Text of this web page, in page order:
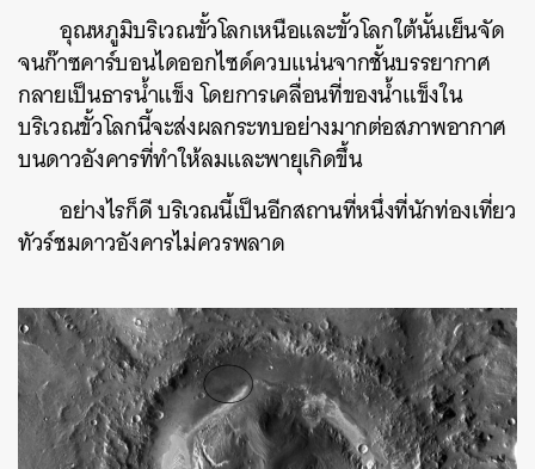
อุณหภูมิบริเวณขั้วโลกเหนือและขั้วโลกใต้นั้นเย็นจัด
จนก๊าซคาร์บอนไดออกไซด์ควบแน่นจากชั้นบรรยากาศ
กลายเป็นธารน้ำแข็ง โดยการเคลื่อนที่ของน้ำแข็งใน
บริเวณขั้วโลกนี้จะส่งผลกระทบอย่างมากต่อสภาพอากาศ
บนดาวอังคารที่ทำให้ลมและพายุเกิดขึ้น
อย่างไรก็ดี บริเวณนี้เป็นอีกสถานที่หนึ่งที่นักท่องเที่ยว
ทัวร์ชมดาวอังคารไม่ควรพลาด
SHARE TWEET LINE EMAIL